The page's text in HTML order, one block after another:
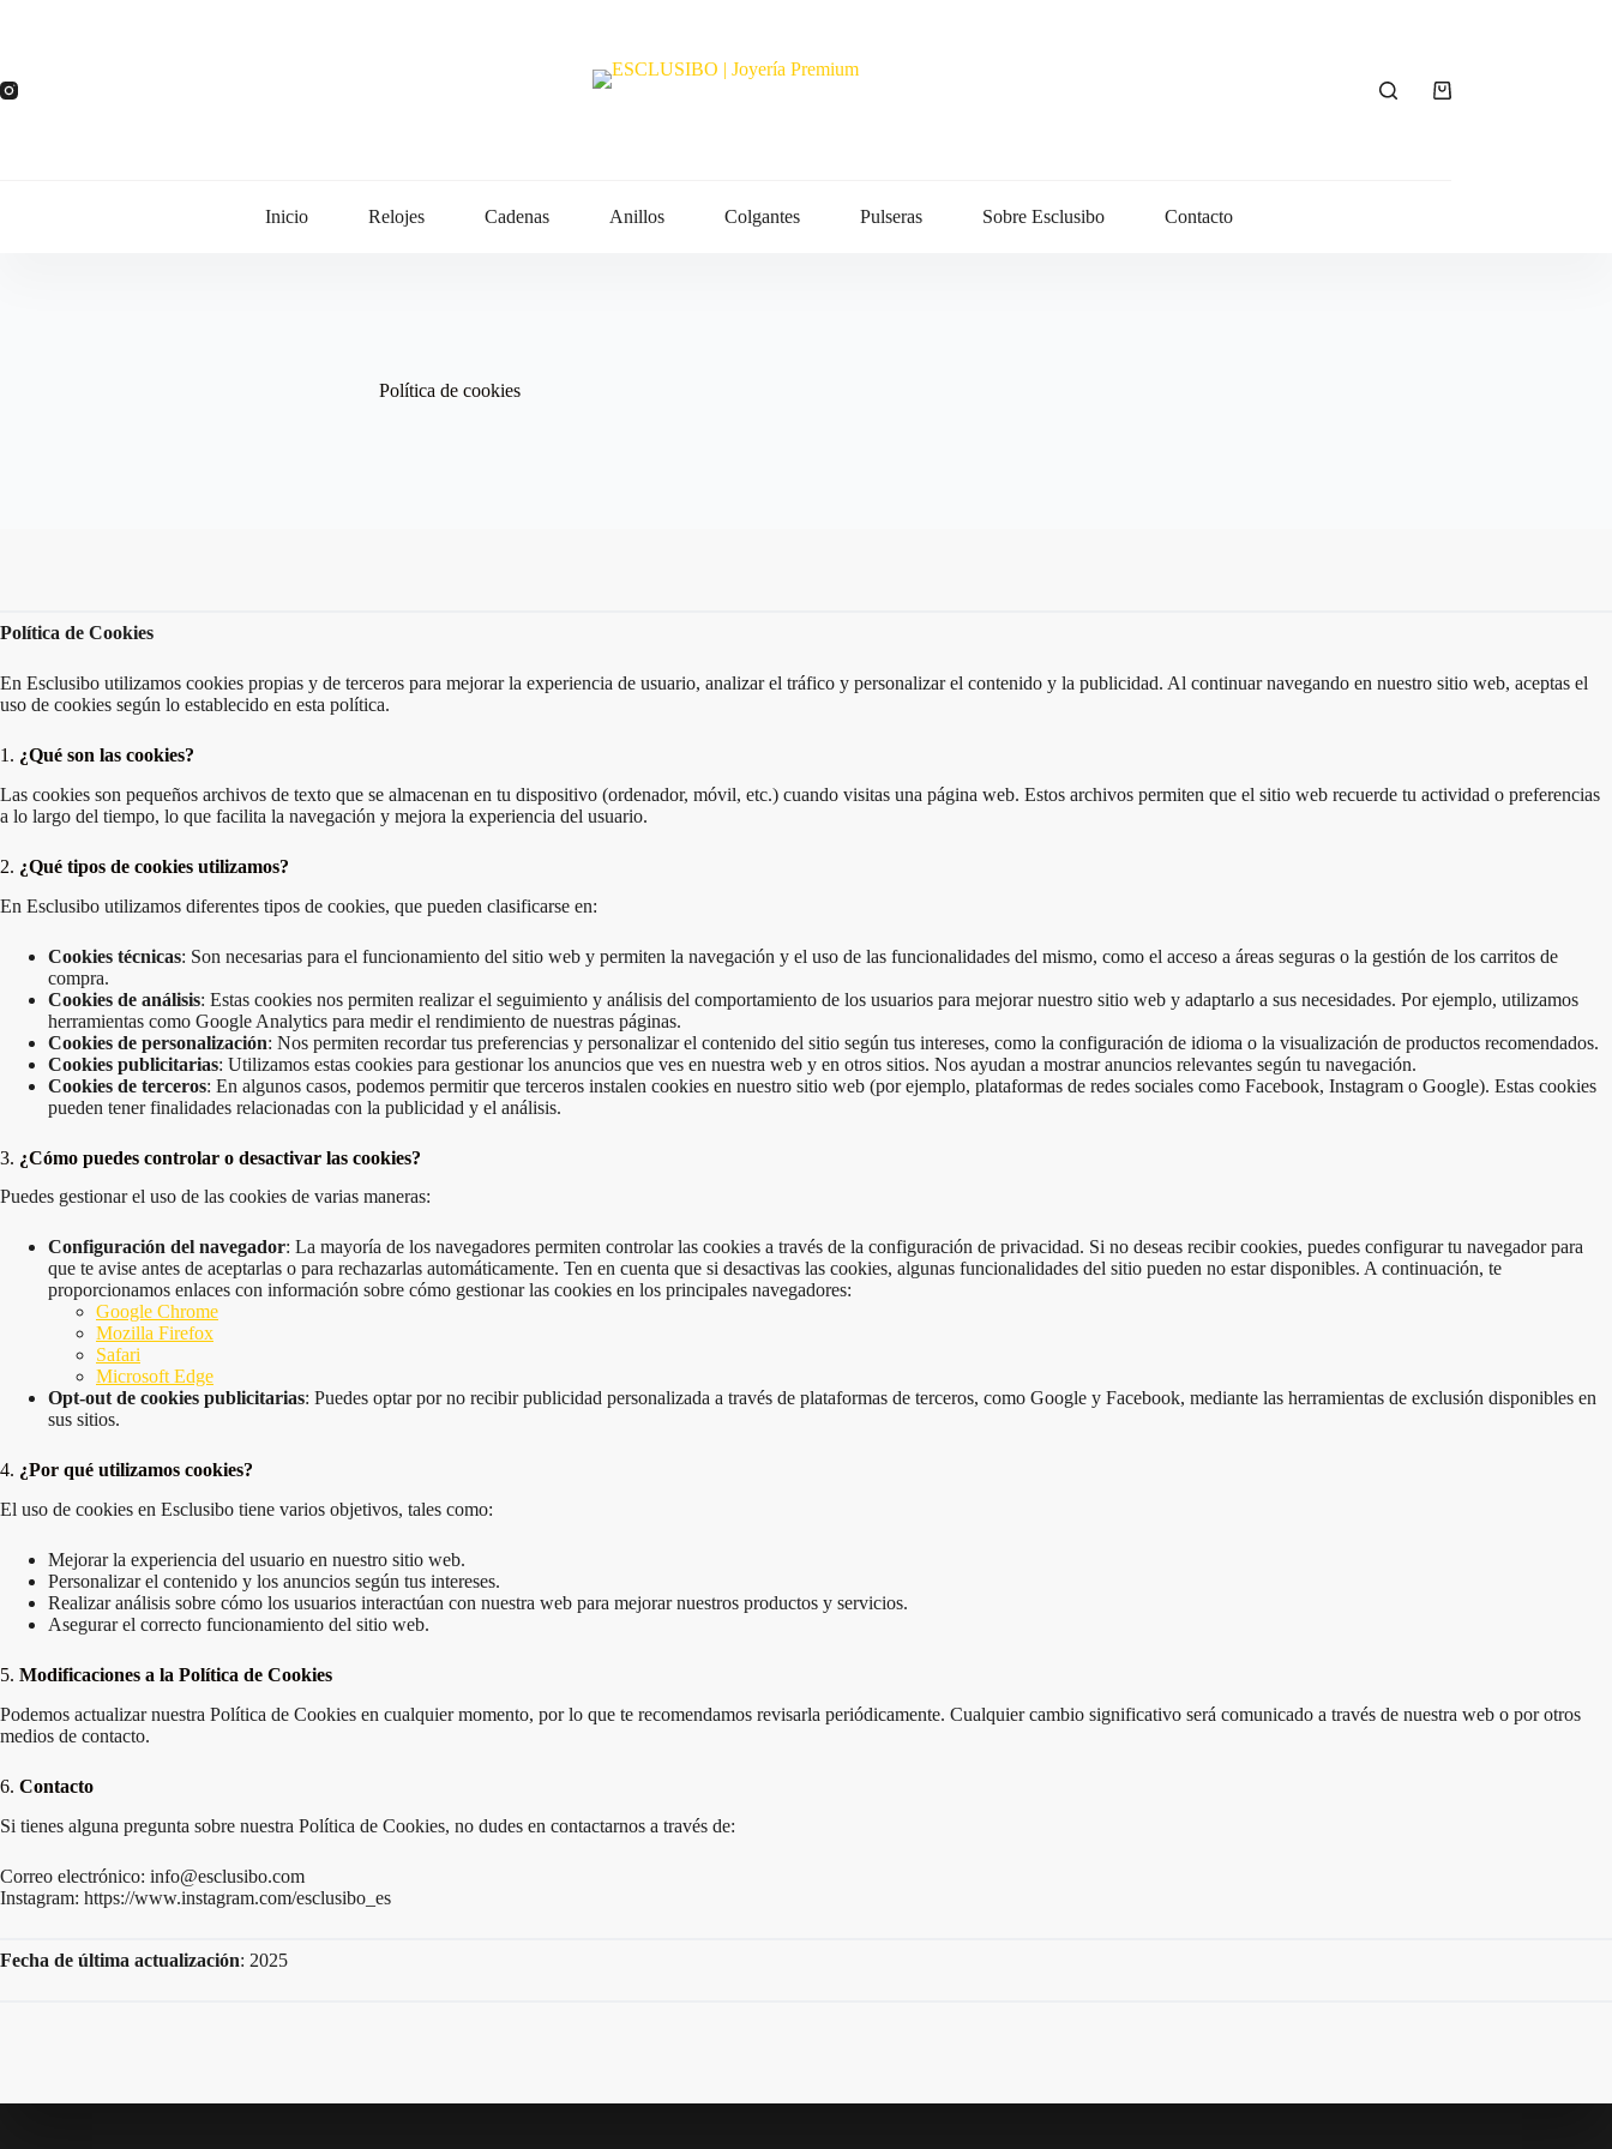
Carro
Inicio Relojes Cadenas Anillos Colgantes Pulseras Sobre Esclusibo Contacto
Política de cookies
Política de Cookies
En Esclusibo utilizamos cookies propias y de terceros para mejorar la experiencia de usuario, analizar el tráfico y personalizar el contenido y la publicidad. Al continuar navegando en nuestro sitio web, aceptas el
uso de cookies según lo establecido en esta política.
1. ¿Qué son las cookies?
Las cookies son pequeños archivos de texto que se almacenan en tu dispositivo (ordenador, móvil, etc.) cuando visitas una página web. Estos archivos permiten que el sitio web recuerde tu actividad o preferencias
a lo largo del tiempo, lo que facilita la navegación y mejora la experiencia del usuario.
2. ¿Qué tipos de cookies utilizamos?
En Esclusibo utilizamos diferentes tipos de cookies, que pueden clasificarse en:
Cookies técnicas: Son necesarias para el funcionamiento del sitio web y permiten la navegación y el uso de las funcionalidades del mismo, como el acceso a áreas seguras o la gestión de los carritos de
compra.
Cookies de análisis: Estas cookies nos permiten realizar el seguimiento y análisis del comportamiento de los usuarios para mejorar nuestro sitio web y adaptarlo a sus necesidades. Por ejemplo, utilizamos
herramientas como Google Analytics para medir el rendimiento de nuestras páginas.
Cookies de personalización: Nos permiten recordar tus preferencias y personalizar el contenido del sitio según tus intereses, como la configuración de idioma o la visualización de productos recomendados.
Cookies publicitarias: Utilizamos estas cookies para gestionar los anuncios que ves en nuestra web y en otros sitios. Nos ayudan a mostrar anuncios relevantes según tu navegación.
Cookies de terceros: En algunos casos, podemos permitir que terceros instalen cookies en nuestro sitio web (por ejemplo, plataformas de redes sociales como Facebook, Instagram o Google). Estas cookies
pueden tener finalidades relacionadas con la publicidad y el análisis.
3. ¿Cómo puedes controlar o desactivar las cookies?
Puedes gestionar el uso de las cookies de varias maneras:
Configuración del navegador: La mayoría de los navegadores permiten controlar las cookies a través de la configuración de privacidad. Si no deseas recibir cookies, puedes configurar tu navegador para
que te avise antes de aceptarlas o para rechazarlas automáticamente. Ten en cuenta que si desactivas las cookies, algunas funcionalidades del sitio pueden no estar disponibles. A continuación, te
proporcionamos enlaces con información sobre cómo gestionar las cookies en los principales navegadores:
Google Chrome
Mozilla Firefox
Safari
Microsoft Edge
Opt-out de cookies publicitarias: Puedes optar por no recibir publicidad personalizada a través de plataformas de terceros, como Google y Facebook, mediante las herramientas de exclusión disponibles en
sus sitios.
4. ¿Por qué utilizamos cookies?
El uso de cookies en Esclusibo tiene varios objetivos, tales como:
Mejorar la experiencia del usuario en nuestro sitio web.
Personalizar el contenido y los anuncios según tus intereses.
Realizar análisis sobre cómo los usuarios interactúan con nuestra web para mejorar nuestros productos y servicios.
Asegurar el correcto funcionamiento del sitio web.
5. Modificaciones a la Política de Cookies
Podemos actualizar nuestra Política de Cookies en cualquier momento, por lo que te recomendamos revisarla periódicamente. Cualquier cambio significativo será comunicado a través de nuestra web o por otros
medios de contacto.
6. Contacto
Si tienes alguna pregunta sobre nuestra Política de Cookies, no dudes en contactarnos a través de:
Correo electrónico: info@esclusibo.com
Instagram: https://www.instagram.com/esclusibo_es
Fecha de última actualización: 2025